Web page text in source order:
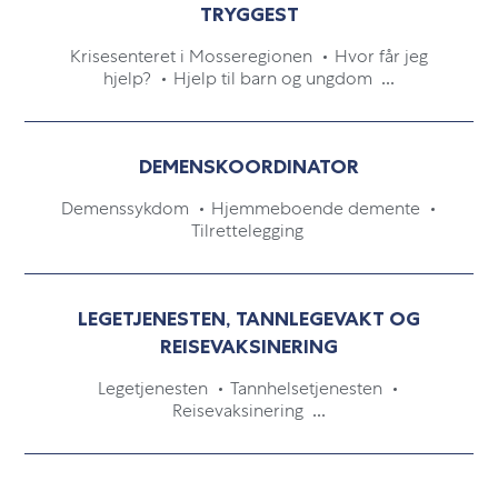
TRYGGEST
Krisesenteret i Mosseregionen
Hvor får jeg
hjelp?
Hjelp til barn og ungdom ...
DEMENSKOORDINATOR
Demenssykdom
Hjemmeboende demente
Tilrettelegging
LEGETJENESTEN, TANNLEGEVAKT OG
REISEVAKSINERING
Legetjenesten
Tannhelsetjenesten
Reisevaksinering ...